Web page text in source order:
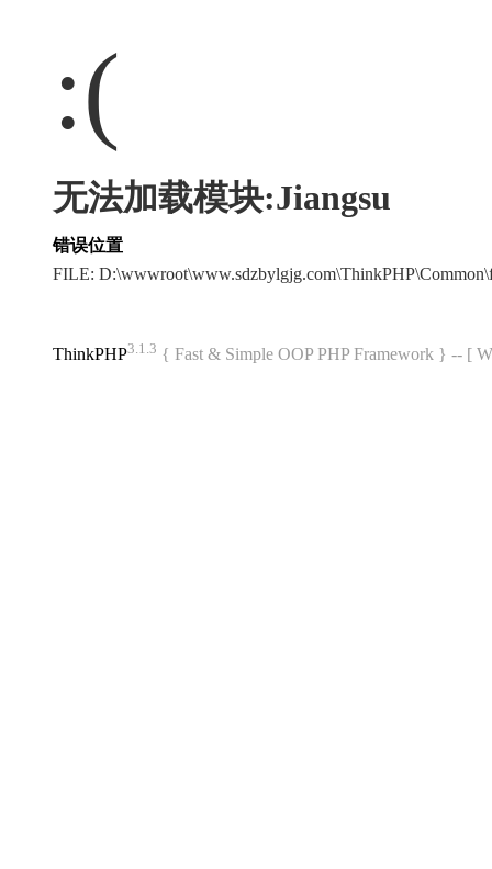
:(
无法加载模块:Jiangsu
错误位置
FILE:
ThinkPHP3.1.3 { Fast & Simple OOP PHP Framework } -- [